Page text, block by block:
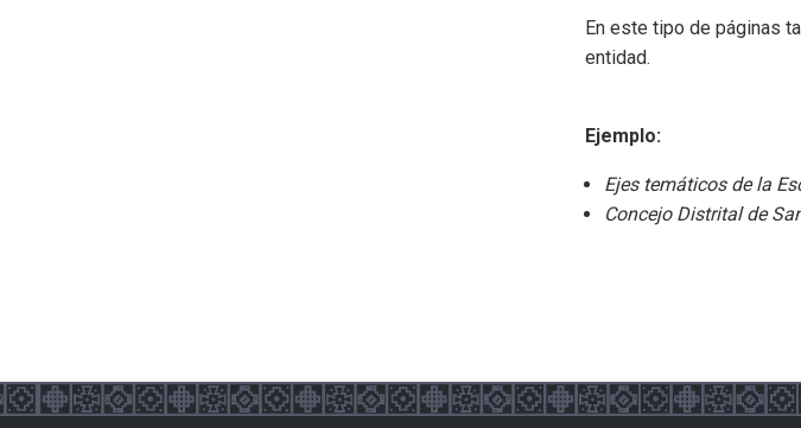
En este tipo de páginas
entidad.
Ejemplo:
Ejes temáticos de la
Concejo Distrital de